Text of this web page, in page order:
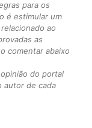
para os
é estimular um
ao
as
comentar abaixo
do portal
autor de cada